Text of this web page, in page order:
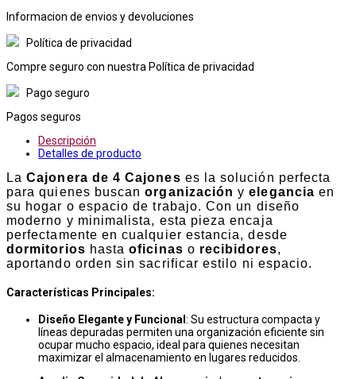
Informacion de envios y devoluciones
Política de privacidad
Compre seguro con nuestra Política de privacidad
Pago seguro
Pagos seguros
Descripción
Detalles de producto
LaCajonera de 4 Cajones es la solución perfecta
para quienes buscanorganización yelegancia en
su hogar o espacio de trabajo. Con un diseño
moderno y minimalista, esta pieza encaja
perfectamente en cualquier estancia, desde
dormitorios hastaoficinas o recibidores,
aportando orden sin sacrificar estilo ni espacio.
Características Principales:
Diseño Elegante y Funcional : Su estructura compacta y
líneas depuradas permiten una organización eficiente sin
ocupar mucho espacio, ideal para quienes necesitan
maximizar el almacenamiento en lugares reducidos.